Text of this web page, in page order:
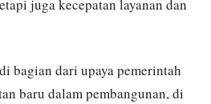
juga kecepatan layanan dan
bagian dari upaya pemerintah
baru dalam pembangunan, di